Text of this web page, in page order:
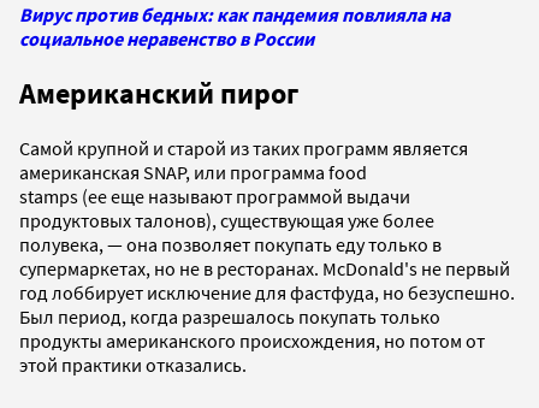
Вирус против бедных: как пандемия повлияла на
социальное неравенство в России
Американский пирог
Самой крупной и старой из таких программ является
американская SNAP, или программа food
stamps (ее еще называют программой выдачи
продуктовых талонов), существующая уже более
полувека, — она позволяет покупать еду только в
супермаркетах, но не в ресторанах. McDonald's не первый
год лоббирует исключение для фастфуда, но безуспешно.
Был период, когда разрешалось покупать только
продукты американского происхождения, но потом от
этой практики отказались.